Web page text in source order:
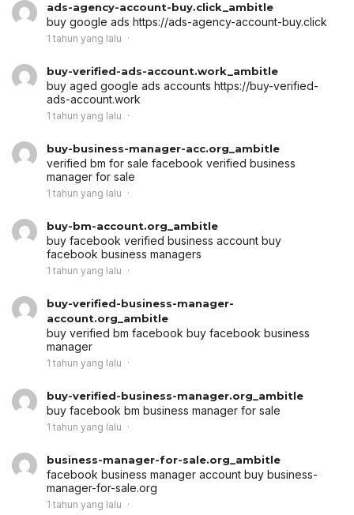
ads-agency-account-buy.click_ambitle
buy google ads https://ads-agency-account-buy.click
1 tahun yang lalu
buy-verified-ads-account.work_ambitle
buy aged google ads accounts https://buy-verified-
ads-account.work
1 tahun yang lalu
buy-business-manager-acc.org_ambitle
verified bm for sale facebook verified business
manager for sale
1 tahun yang lalu
buy-bm-account.org_ambitle
buy facebook verified business account buy
facebook business managers
1 tahun yang lalu
buy-verified-business-manager-
account.org_ambitle
buy verified bm facebook buy facebook business
manager
1 tahun yang lalu
buy-verified-business-manager.org_ambitle
buy facebook bm business manager for sale
1 tahun yang lalu
business-manager-for-sale.org_ambitle
facebook business manager account buy business-
manager-for-sale.org
1 tahun yang lalu